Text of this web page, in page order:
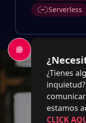
Serverless
¿Tienes
estamos
CLICK